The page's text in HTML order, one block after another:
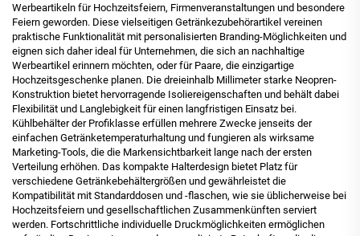
Werbeartikeln für Hochzeitsfeiern, Firmenveranstaltungen und besondere
Feiern geworden. Diese vielseitigen Getränkezubehörartikel vereinen
praktische Funktionalität mit personalisierten Branding-Möglichkeiten und
eignen sich daher ideal für Unternehmen, die sich an nachhaltige
Werbeartikel erinnern möchten, oder für Paare, die einzigartige
Hochzeitsgeschenke planen. Die dreieinhalb Millimeter starke Neopren-
Konstruktion bietet hervorragende Isoliereigenschaften und behält dabei
Flexibilität und Langlebigkeit für einen langfristigen Einsatz bei.
Kühlbehälter der Profiklasse erfüllen mehrere Zwecke jenseits der
einfachen Getränketemperaturhaltung und fungieren als wirksame
Marketing-Tools, die die Markensichtbarkeit lange nach der ersten
Verteilung erhöhen. Das kompakte Halterdesign bietet Platz für
verschiedene Getränkebehältergrößen und gewährleistet die
Kompatibilität mit Standarddosen und -flaschen, wie sie üblicherweise bei
Hochzeitsfeiern und gesellschaftlichen Zusammenkünften serviert
werden. Fortschrittliche individuelle Druckmöglichkeiten ermöglichen